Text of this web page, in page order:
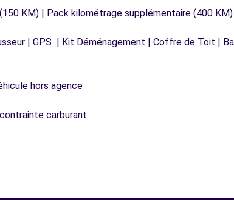
KM) | Pack kilométrage supplémentaire (400
| GPS | Kit Déménagement | Coffre de Toit |
hors agence
carburant